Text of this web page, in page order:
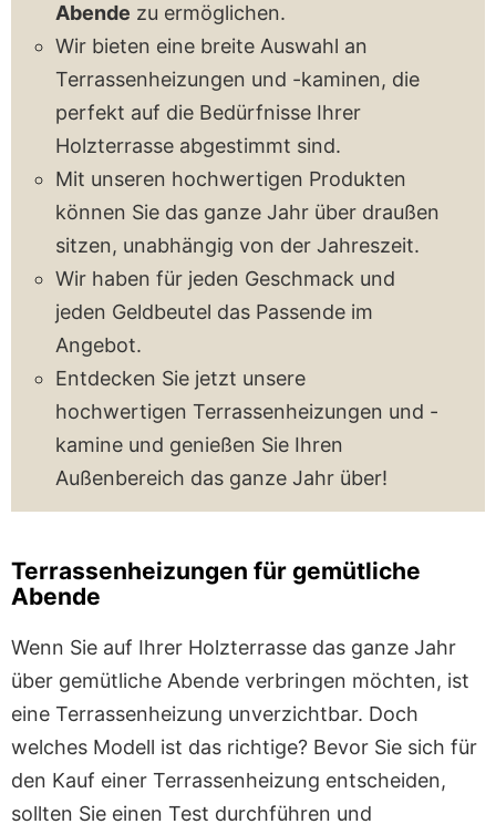
Abende zu ermöglichen.
Wir bieten eine breite Auswahl an
Terrassenheizungen und -kaminen, die
perfekt auf die Bedürfnisse Ihrer
Holzterrasse abgestimmt sind.
Mit unseren hochwertigen Produkten
können Sie das ganze Jahr über draußen
sitzen, unabhängig von der Jahreszeit.
Wir haben für jeden Geschmack und
jeden Geldbeutel das Passende im
Angebot.
Entdecken Sie jetzt unsere
hochwertigen Terrassenheizungen und -
kamine und genießen Sie Ihren
Außenbereich das ganze Jahr über!
Terrassenheizungen für gemütliche
Abende
Wenn Sie auf Ihrer Holzterrasse das ganze Jahr
über gemütliche Abende verbringen möchten, ist
eine Terrassenheizung unverzichtbar. Doch
welches Modell ist das richtige? Bevor Sie sich für
den Kauf einer Terrassenheizung entscheiden,
sollten Sie einen Test durchführen und